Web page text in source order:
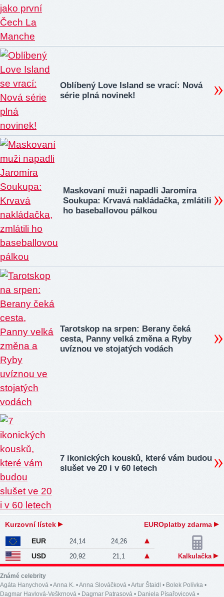
Oblíbený Love Island se vrací: Nová
série plná novinek!
Maskovaní muži napadli Jaromíra
Soukupa: Krvavá nakládačka, zmlátili
ho baseballovou pálkou
Tarotskop na srpen: Berany čeká
cesta, Panny velká změna a Ryby
uvíznou ve stojatých vodách
7 ikonických kousků, které vám budou
slušet ve 20 i v 60 letech
Kurzovní lístek EUROplatby zdarma
EUR 24,14 24,26
USD 20,92 21,1 Kalkulačka
Známé celebrity
Agáta Hanychová •Anna K. •Anna Slováčková •Artur Štaidl • Bolek Polívka •
Dagmar Havlová-Veškrnová • Dagmar Patrasová • Daniela Písařovicová •